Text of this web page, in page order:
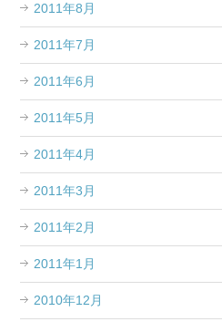
2011年8月
2011年7月
2011年6月
2011年5月
2011年4月
2011年3月
2011年2月
2011年1月
2010年12月